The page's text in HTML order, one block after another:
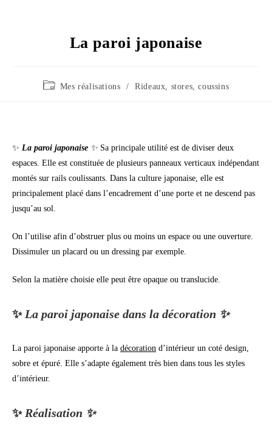
La paroi japonaise
Mes réalisations / Rideaux, stores, coussins
✨ La paroi japonaise ✨ Sa principale utilité est de diviser deux
espaces. Elle est constituée de plusieurs panneaux verticaux indépendant
montés sur rails coulissants. Dans la culture japonaise, elle est
principalement placé dans l’encadrement d’une porte et ne descend pas
jusqu’au sol.
On l’utilise afin d’obstruer plus ou moins un espace ou une ouverture.
Dissimuler un placard ou un dressing par exemple.
Selon la matière choisie elle peut être opaque ou translucide.
✨ La paroi japonaise dans la décoration ✨
La paroi japonaise apporte à la décoration d’intérieur un coté design,
sobre et épuré. Elle s’adapte également très bien dans tous les styles
d’intérieur.
✨Réalisation ✨